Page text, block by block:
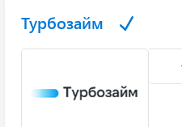
Турбозайм